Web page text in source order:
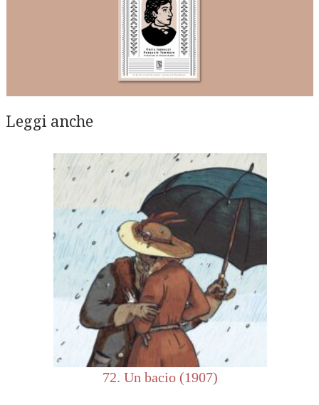
Leggi anche
72. Un bacio (1907)